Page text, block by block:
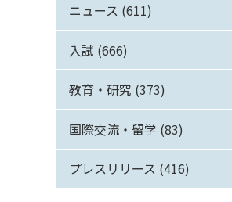
ニュース (611)
入試 (666)
教育・研究 (373)
国際交流・留学 (83)
プレスリリース (416)